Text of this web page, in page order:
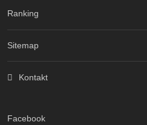
Ranking
Sitemap
Kontakt
Facebook